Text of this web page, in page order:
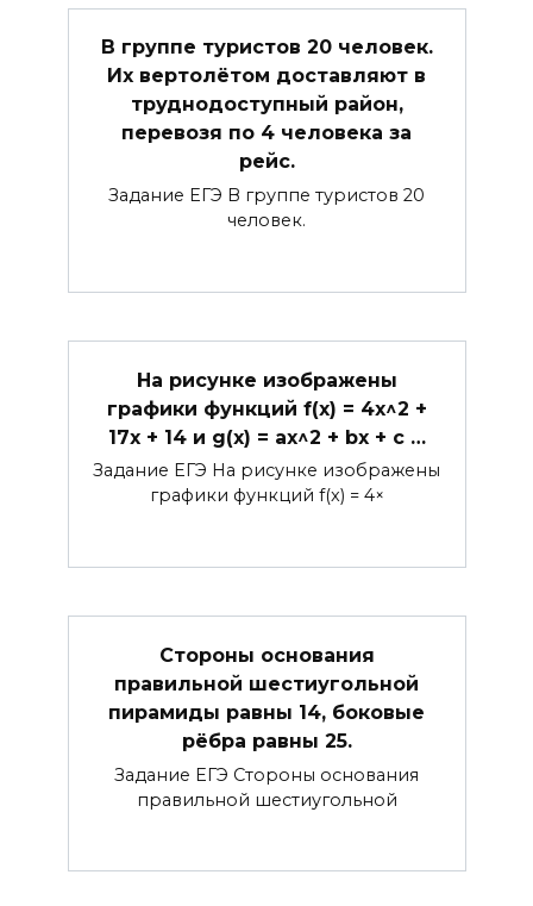
В группе туристов 20 человек.
Их вертолётом доставляют в
труднодоступный район,
перевозя по 4 человека за
рейс.
Задание ЕГЭ В группе туристов 20
человек.
На рисунке изображены
графики функций f(x) = 4x^2 +
17x + 14 и g(x) = ax^2 + bx + c …
Задание ЕГЭ На рисунке изображены
графики функций f(x) = 4×
Стороны основания
правильной шестиугольной
пирамиды равны 14, боковые
рёбра равны 25.
Задание ЕГЭ Стороны основания
правильной шестиугольной